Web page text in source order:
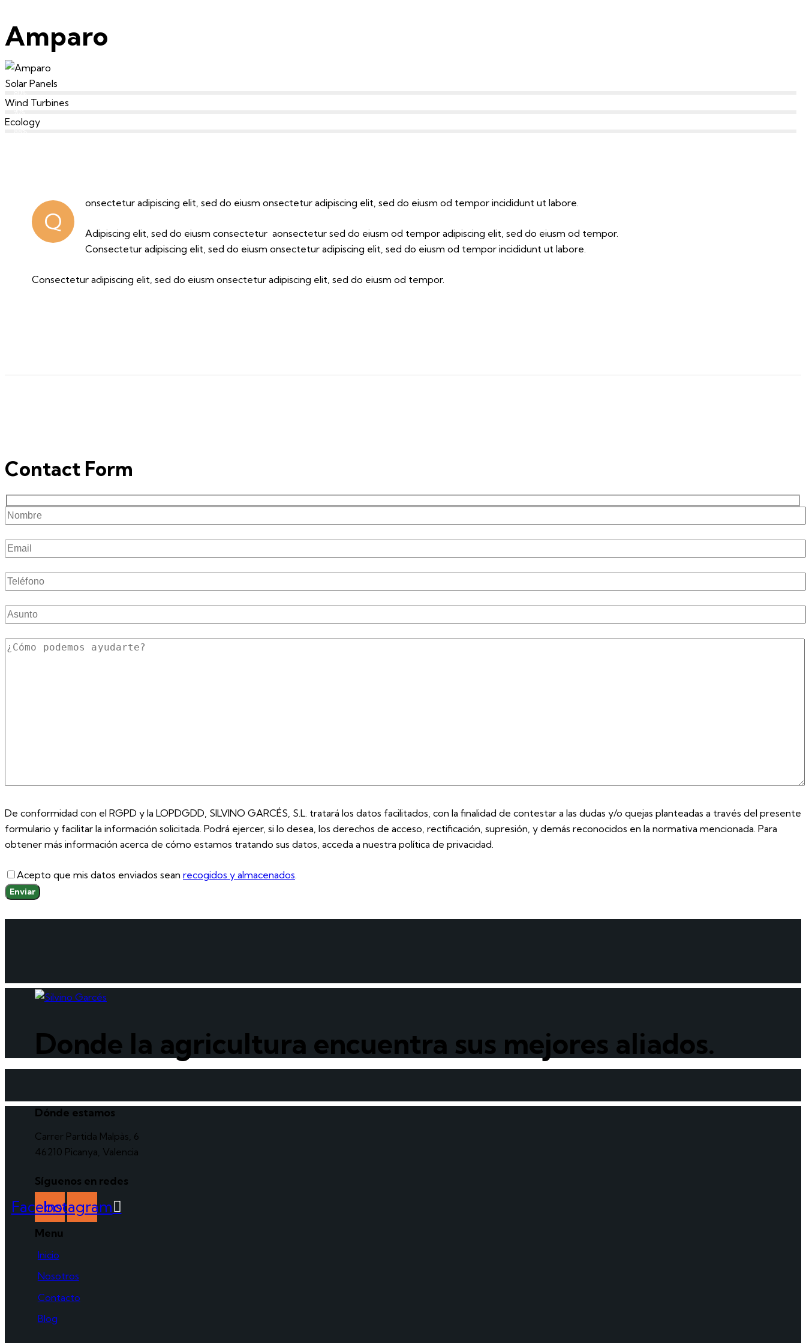
Amparo
Solar Panels
Wind Turbines
Ecology
Q
onsectetur adipiscing elit, sed do eiusm onsectetur adipiscing elit, sed do eiusm od tempor incididunt ut labore.
Adipiscing elit, sed do eiusm consectetur aonsectetur sed do eiusm od tempor adipiscing elit, sed do eiusm od tempor.
Consectetur adipiscing elit, sed do eiusm onsectetur adipiscing elit, sed do eiusm od tempor incididunt ut labore.
Consectetur adipiscing elit, sed do eiusm onsectetur adipiscing elit, sed do eiusm od tempor.
Contact Form
De conformidad con el RGPD y la LOPDGDD, SILVINO GARCÉS, S.L. tratará los datos facilitados, con la finalidad de contestar a las dudas y/o quejas planteadas a través del presente
formulario y facilitar la información solicitada. Podrá ejercer, si lo desea, los derechos de acceso, rectificación, supresión, y demás reconocidos en la normativa mencionada. Para
obtener más información acerca de cómo estamos tratando sus datos, acceda a nuestra política de privacidad.
Acepto que mis datos enviados sean recogidos y almacenados.
Donde la agricultura encuentra sus mejores aliados.
Dónde estamos
Carrer Partida Malpàs, 6
46210 Picanya, Valencia
Síguenos en redes
Facebook
Instagram
Menu
Inicio
Nosotros
Contacto
Blog